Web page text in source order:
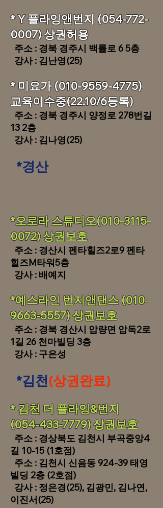
​​* Y 플라잉앤번지 (054-772-
0007)상권허용
주소 : 경북 경주시 백률로 6 5층
​ 강사 : 김난영(25)
​​* 미요가(010-9559-4775)
교육이수중(22.10/6등록)
주소 : 경북 경주시 양정로 278번길
13 2층
​ 강사 : 김나영(25)
*경산
​​*오로라 스튜디오(010-3115-
0072) 상권보호
주소 : 경산시 펜타힐즈2로9 펜타
힐즈M타워5층
​ 강사 : 배예지
​​*예스라인 번지앤댄스 (010-
9663-5557)상권보호
주소 : 경북 경산시 압량면 압독2로
1길 26 천마빌딩 3층
강사 : 구은성
*김천(상권완료)
​​* 김천 더 플라잉&번지
(054-433-7779)상권보호
주소 : 경상북도 김천시 부곡중앙4
길 10-15 (1호점)
주소 : 김천시 신음동 924-39 태영
빌딩 2층 (2호점)
강사 : 정은경(25), 김광민, 김나연,
이진서(25)